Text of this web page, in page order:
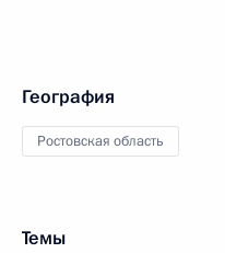
География
Ростовская область
Темы